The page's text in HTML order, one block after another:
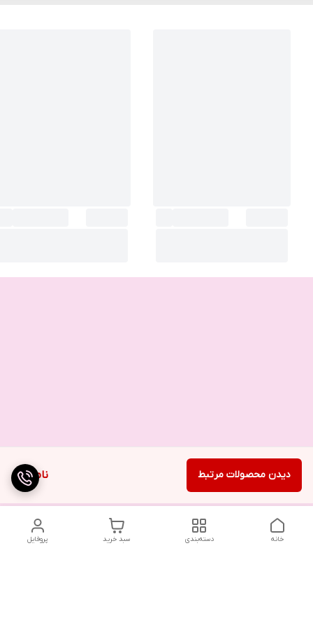
ناموجود دیدن محصولات مرتبط
پروفایل سبد خرید دسته‌بندی خانه